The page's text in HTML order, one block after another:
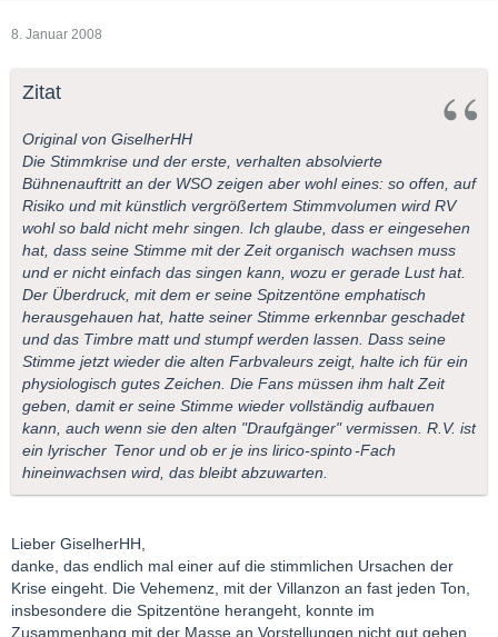
8. Januar 2008
Zitat
Original von GiselherHH
Die Stimmkrise und der erste, verhalten absolvierte
Bühnenauftritt an der WSO zeigen aber wohl eines: so offen, auf
Risiko und mit künstlich vergrößertem Stimmvolumen wird RV
wohl so bald nicht mehr singen. Ich glaube, dass er eingesehen
hat, dass seine Stimme mit der Zeitorganisch wachsen muss
und er nicht einfach das singen kann, wozu er gerade Lust hat.
Der Überdruck, mit dem er seine Spitzentöne emphatisch
herausgehauen hat, hatte seiner Stimme erkennbar geschadet
und das Timbre matt und stumpf werden lassen. Dass seine
Stimme jetzt wieder die alten Farbvaleurs zeigt, halte ich für ein
physiologisch gutes Zeichen. Die Fans müssen ihm halt Zeit
geben, damit er seine Stimme wieder vollständig aufbauen
kann, auch wenn sie den alten "Draufgänger" vermissen. R.V. ist
ein lyrischer Tenor und ob er je ins lirico-spinto-Fach
hineinwachsen wird, das bleibt abzuwarten.
Lieber GiselherHH,
danke, das endlich mal einer auf die stimmlichen Ursachen der
Krise eingeht. Die Vehemenz, mit der Villanzon an fast jeden Ton,
insbesondere die Spitzentöne herangeht, konnte im
Zusammenhang mit der Masse an Vorstellungen nicht gut gehen.